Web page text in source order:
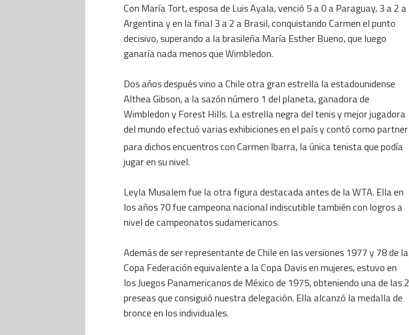
Con María Tort, esposa de Luis Ayala, venció 5 a 0 a Paraguay, 3 a 2 a
Argentina y en la final 3 a 2 a Brasil, conquistando Carmen el punto
decisivo, superando a la brasileña María Esther Bueno, que luego
ganaría nada menos que Wimbledon.
Dos años después vino a Chile otra gran estrella la estadounidense
Althea Gibson, a la sazón número 1 del planeta, ganadora de
Wimbledon y Forest Hills. La estrella negra del tenis y mejor jugadora
del mundo efectuó varias exhibiciones en el país y contó como partner
para dichos encuentros con Carmen Ibarra, la única tenista que podía
jugar en su nivel.
Leyla Musalem fue la otra figura destacada antes de la WTA. Ella en
los años 70 fue campeona nacional indiscutible también con logros a
nivel de campeonatos sudamericanos.
Además de ser representante de Chile en las versiones 1977 y 78 de la
Copa Federación equivalente a la Copa Davis en mujeres, estuvo en
los Juegos Panamericanos de México de 1975, obteniendo una de las 2
preseas que consiguió nuestra delegación. Ella alcanzó la medalla de
bronce en los individuales.